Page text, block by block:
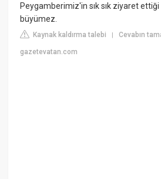
Peygamberimiz'in sık sık ziyaret ettiği
büyümez.
Kaynak kaldırma talebi |Cevabın
gazetevatan.com